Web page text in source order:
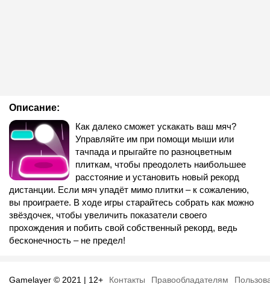
Описание:
Как далеко сможет ускакать ваш мяч?
Управляйте им при помощи мыши или
тачпада и прыгайте по разноцветным
плиткам, чтобы преодолеть наибольшее
расстояние и установить новый рекорд
дистанции. Если мяч упадёт мимо плитки – к сожалению,
вы проиграете. В ходе игры старайтесь собрать как можно
звёздочек, чтобы увеличить показатели своего
прохождения и побить свой собственный рекорд, ведь
бесконечность – не предел!
Gamelayer © 2021 | 12+ Контакты Правообладателям